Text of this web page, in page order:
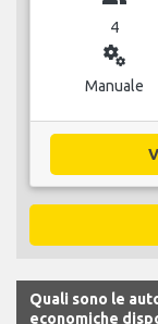
4
miscellaneous_services
Manuale
Quali sono le
economiche